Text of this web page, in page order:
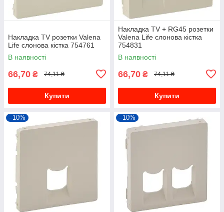
Накладка TV розетки Valena
Life слонова кістка 754761
В наявності
66,70 ₴ 74,11 ₴
Купити
Накладка TV + RG45 розетки
Valena Life слонова кістка
754831
В наявності
66,70 ₴ 74,11 ₴
Купити
–10% –10%